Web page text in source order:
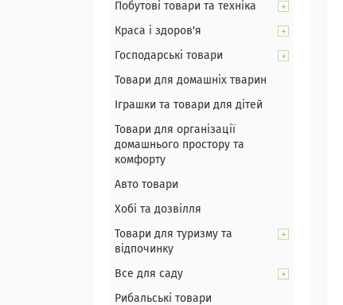
Побутові товари та техніка
Краса і здоров'я
Господарські товари
Товари для домашніх тварин
Іграшки та товари для дітей
Товари для організації
домашнього простору та
комфорту
Авто товари
Хобі та дозвілля
Товари для туризму та
відпочинку
Все для саду
Рибальські товари